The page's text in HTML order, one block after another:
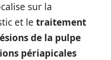
sur la
et le traitement
de la pulpe
périapicales